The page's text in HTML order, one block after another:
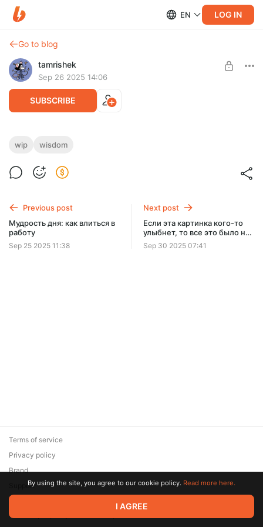
EN LOG IN
Go to blog
tamrishek
Sep 26 2025 14:06
SUBSCRIBE
Мудрость дня: нужна ясность
wip wisdom
Previous post
Мудрость дня: как влиться в
работу
Sep 25 2025 11:38
Next post
Если эта картинка кого-то
улыбнет, то все это было не
зря
Sep 30 2025 07:41
© 2026 Zaya Solutions Limited. All rights reserved. All trademarks
are the property of their respective owners.
Terms of service
Privacy policy
Brand
SupportBy using the site, you agree to our cookie policy. Read more here.
I AGREE